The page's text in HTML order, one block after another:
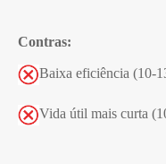
Contras:
Baixa eficiência (10-
Vida útil mais curta